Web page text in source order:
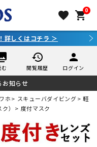
favorite 0
shopping_cart
詳しくはコチラ ＞
history
閲覧履歴
person
ログイン
お知らせ
ホ スキューバダイビング
軽器
） 度付マスク